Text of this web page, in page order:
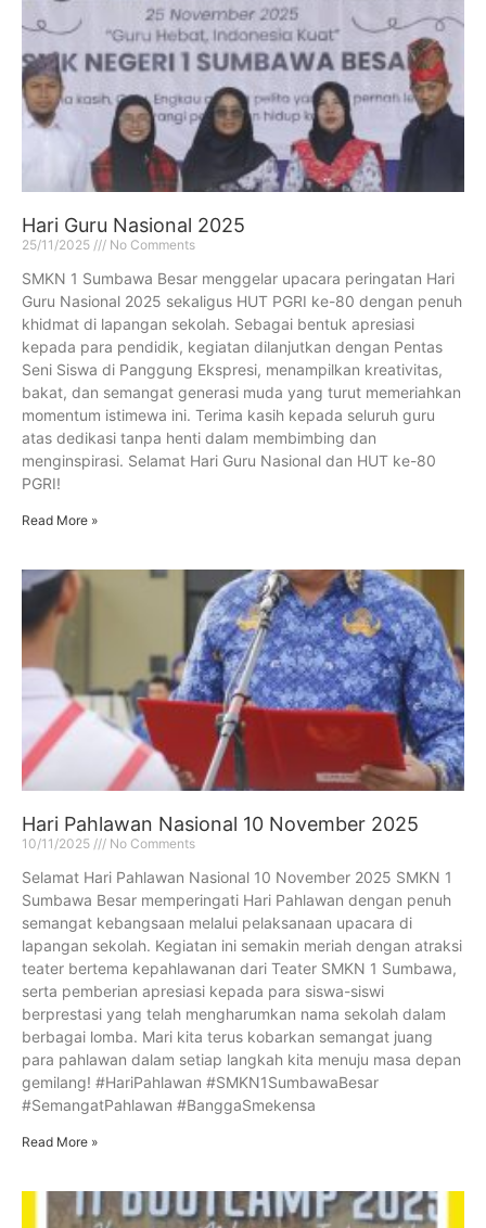
Hari Guru Nasional 2025
25/11/2025 No Comments
SMKN 1 Sumbawa Besar menggelar upacara peringatan Hari
Guru Nasional 2025 sekaligus HUT PGRI ke-80 dengan penuh
khidmat di lapangan sekolah. Sebagai bentuk apresiasi
kepada para pendidik, kegiatan dilanjutkan dengan Pentas
Seni Siswa di Panggung Ekspresi, menampilkan kreativitas,
bakat, dan semangat generasi muda yang turut memeriahkan
momentum istimewa ini. Terima kasih kepada seluruh guru
atas dedikasi tanpa henti dalam membimbing dan
menginspirasi. Selamat Hari Guru Nasional dan HUT ke-80
PGRI!
Read More »
Hari Pahlawan Nasional 10 November 2025
10/11/2025 No Comments
Selamat Hari Pahlawan Nasional 10 November 2025 SMKN 1
Sumbawa Besar memperingati Hari Pahlawan dengan penuh
semangat kebangsaan melalui pelaksanaan upacara di
lapangan sekolah. Kegiatan ini semakin meriah dengan atraksi
teater bertema kepahlawanan dari Teater SMKN 1 Sumbawa,
serta pemberian apresiasi kepada para siswa-siswi
berprestasi yang telah mengharumkan nama sekolah dalam
berbagai lomba. Mari kita terus kobarkan semangat juang
para pahlawan dalam setiap langkah kita menuju masa depan
gemilang! #HariPahlawan #SMKN1SumbawaBesar
#SemangatPahlawan #BanggaSmekensa
Read More »